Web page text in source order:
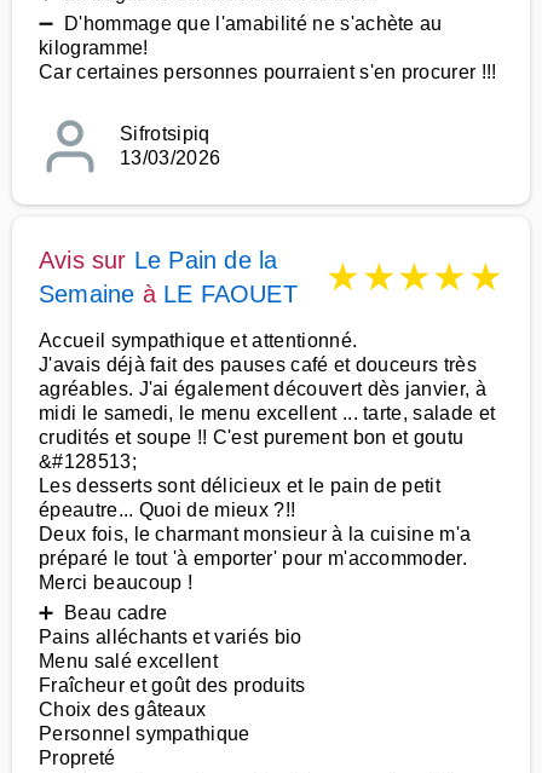
➖ D'hommage que l'amabilité ne s'achète au
kilogramme!
Car certaines personnes pourraient s'en procurer !!!
Sifrotsipiq
13/03/2026
Avis sur Le Pain de la
Semaine à LE FAOUET ★★★★★
Accueil sympathique et attentionné.
J'avais déjà fait des pauses café et douceurs très
agréables. J'ai également découvert dès janvier, à
midi le samedi, le menu excellent ... tarte, salade et
crudités et soupe !! C'est purement bon et goutu
&#128513;
Les desserts sont délicieux et le pain de petit
épeautre... Quoi de mieux ?!!
Deux fois, le charmant monsieur à la cuisine m'a
préparé le tout 'à emporter' pour m'accommoder.
Merci beaucoup !
➕ Beau cadre
Pains alléchants et variés bio
Menu salé excellent
Fraîcheur et goût des produits
Choix des gâteaux
Personnel sympathique
Propreté